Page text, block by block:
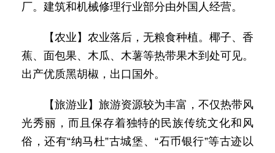
厂。建筑和机械修理行业部分由外国人经营。
【农业】农业落后，无粮食种植。椰子、香
蕉、面包果、木瓜、木薯等热带果木到处可见。
出产优质黑胡椒，出口国外。
【旅游业】旅游资源较为丰富，不仅热带风
光秀丽，而且保存着独特的民族传统文化和风
俗，还有“纳马杜”古城堡、“石币银行”等古迹以